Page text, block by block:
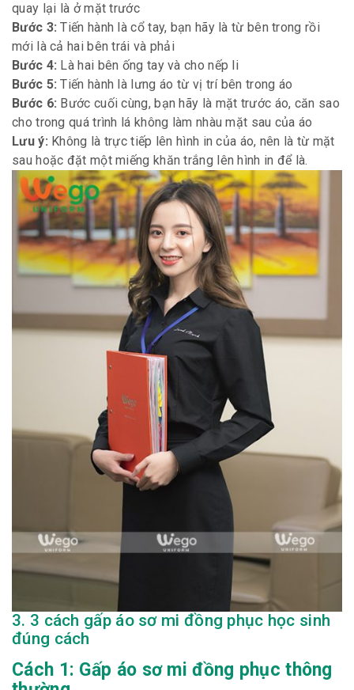
quay lại là ở mặt trước
Bước 3:Tiến hành là cổ tay, bạn hãy là từ bên trong rồi
mới là cả hai bên trái và phải
Bước 4: Là hai bên ống tay và cho nếp li
Bước 5:Tiến hành là lưng áo từ vị trí bên trong áo
Bước 6: Bước cuối cùng, bạn hãy là mặt trước áo, căn sao
cho trong quá trình lá không làm nhàu mặt sau của áo
Lưu ý: Không là trực tiếp lên hình in của áo, nên là từ mặt
sau hoặc đặt một miếng khăn trắng lên hình in để là.
3. 3 cách gấp áo sơ mi đồng phục học sinh
đúng cách
Cách 1: Gấp áo sơ mi đồng phục thông